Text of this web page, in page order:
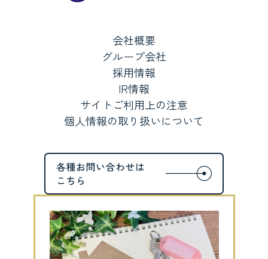
会社概要
グループ会社
採用情報
IR情報
サイトご利用上の注意
個人情報の取り扱いについて